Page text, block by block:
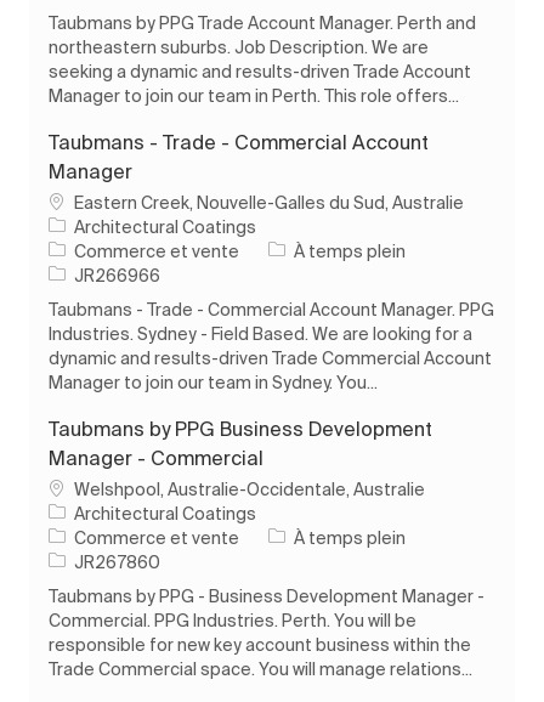
Taubmans by PPG Trade Account Manager. Perth and
northeastern suburbs. Job Description. We are
seeking a dynamic and results-driven Trade Account
Manager to join our team in Perth. This role offers...
Taubmans - Trade - Commercial Account
Manager
Emplacement
Eastern Creek, Nouvelle-Galles du Sud, Australie
Architectural Coatings
Catégorie
Commerce et vente Type d’emploi
À temps plein
ID de l’emploi
JR266966
Taubmans - Trade - Commercial Account Manager. PPG
Industries. Sydney - Field Based. We are looking for a
dynamic and results-driven Trade Commercial Account
Manager to join our team in Sydney. You...
Taubmans by PPG Business Development
Manager - Commercial
Emplacement
Welshpool, Australie-Occidentale, Australie
Architectural Coatings
Catégorie
Commerce et vente Type d’emploi
À temps plein
ID de l’emploi
JR267860
Taubmans by PPG - Business Development Manager -
Commercial. PPG Industries. Perth. You will be
responsible for new key account business within the
Trade Commercial space. You will manage relations...